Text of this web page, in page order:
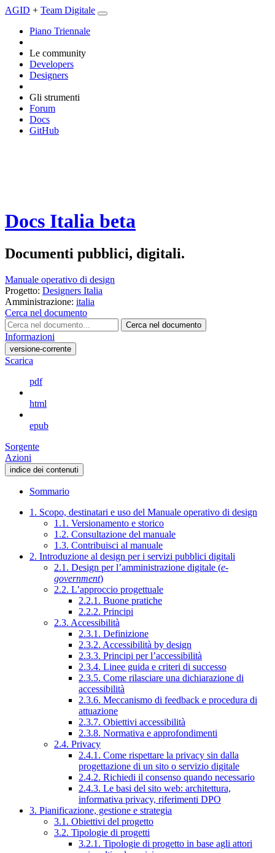
AGID + Team Digitale
Piano Triennale
Le community
Developers
Designers
Gli strumenti
Forum
Docs
GitHub
Docs Italia beta
Documenti pubblici, digitali.
Manuale operativo di design
Progetto: Designers Italia
Amministrazione: italia
Cerca nel documento
Cerca nel documento
Informazioni
versione-corrente
Scarica
pdf
html
epub
Sorgente
Azioni
indice dei contenuti
Sommario
1. Scopo, destinatari e uso del Manuale operativo di design
1.1. Versionamento e storico
1.2. Consultazione del manuale
1.3. Contribuisci al manuale
2. Introduzione al design per i servizi pubblici digitali
2.1. Design per l’amministrazione digitale (e-
government)
2.2. L’approccio progettuale
2.2.1. Buone pratiche
2.2.2. Principi
2.3. Accessibilità
2.3.1. Definizione
2.3.2. Accessibilità by design
2.3.3. Principi per l’accessibilità
2.3.4. Linee guida e criteri di successo
2.3.5. Come rilasciare una dichiarazione di
accessibilità
2.3.6. Meccanismo di feedback e procedura di
attuazione
2.3.7. Obiettivi accessibilità
2.3.8. Normativa e approfondimenti
2.4. Privacy
2.4.1. Come rispettare la privacy sin dalla
progettazione di un sito o servizio digitale
2.4.2. Richiedi il consenso quando necessario
2.4.3. Le basi del sito web: architettura,
informativa privacy, riferimenti DPO
3. Pianificazione, gestione e strategia
3.1. Obiettivi del progetto
3.2. Tipologie di progetti
3.2.1. Tipologie di progetto in base agli attori